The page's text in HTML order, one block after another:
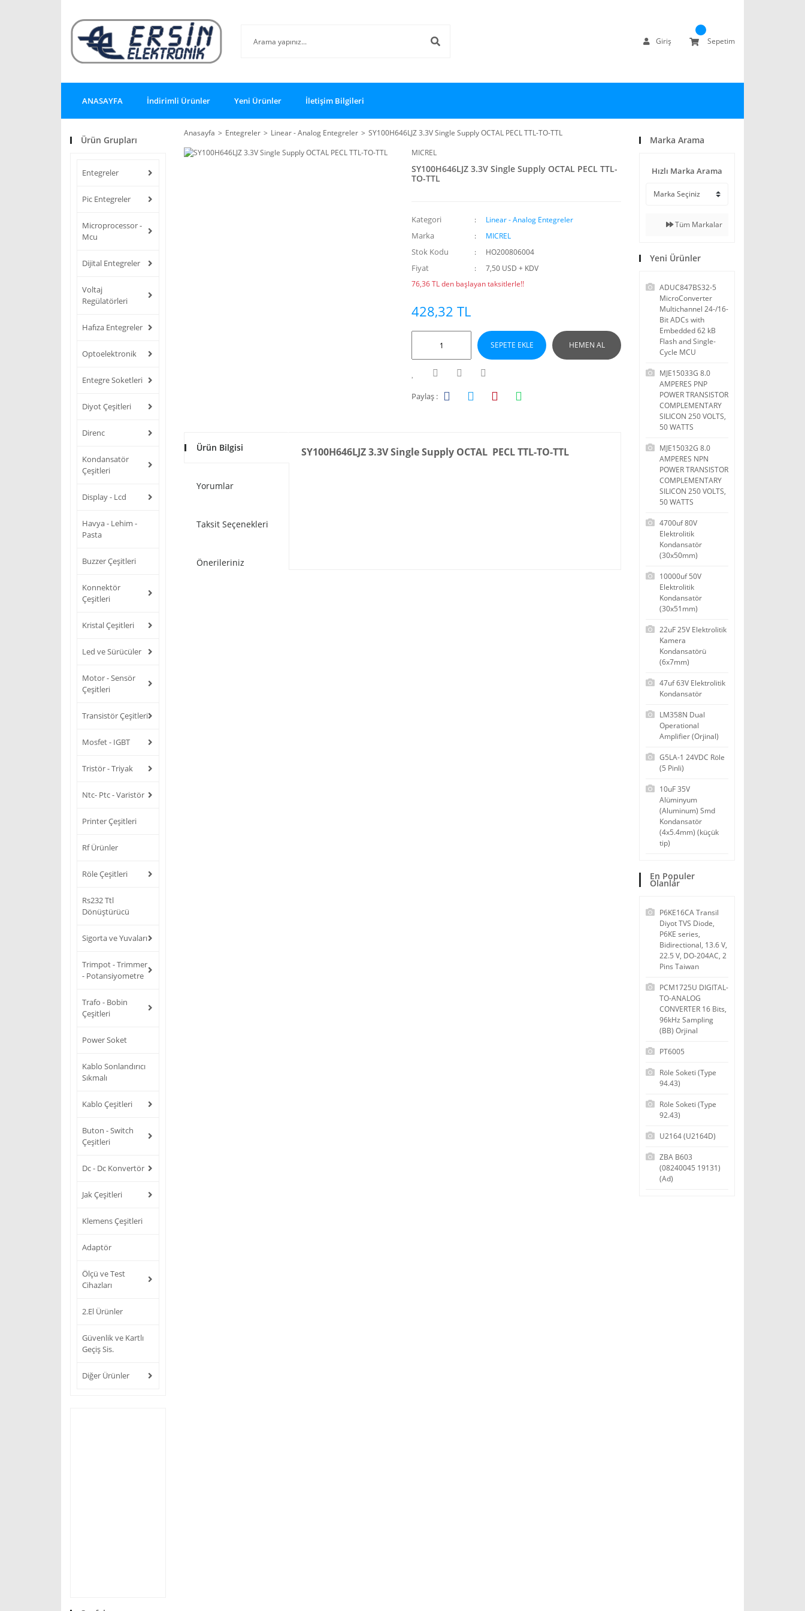
Giriş Sepetim
ANASAYFA İndirimli Ürünler Yeni Ürünler İletişim Bilgileri
Ürün Grupları
Entegreler
Pic Entegreler
Microprocessor -
Mcu
Dijital Entegreler
Voltaj
Regülatörleri
Hafıza Entegreler
Optoelektronik
Entegre Soketleri
Diyot Çeşitleri
Direnc
Kondansatör
Çeşitleri
Display - Lcd
Havya - Lehim -
Pasta
Buzzer Çeşitleri
Konnektör
Çeşitleri
Kristal Çeşitleri
Led ve Sürücüler
Motor - Sensör
Çeşitleri
Transistör Çeşitleri
Mosfet - IGBT
Tristör - Triyak
Ntc- Ptc - Varistör
Printer Çeşitleri
Rf Ürünler
Röle Çeşitleri
Rs232 Ttl
Dönüştürücü
Sigorta ve Yuvaları
Trimpot - Trimmer
- Potansiyometre
Trafo - Bobin
Çeşitleri
Power Soket
Kablo Sonlandırıcı
Sıkmalı
Kablo Çeşitleri
Buton - Switch
Çeşitleri
Dc - Dc Konvertör
Jak Çeşitleri
Klemens Çeşitleri
Adaptör
Ölçü ve Test
Cihazları
2.El Ürünler
Güvenlik ve Kartlı
Geçiş Sis.
Diğer Ürünler
Anasayfa Entegreler Linear - Analog Entegreler
SY100H646LJZ 3.3V Single Supply OCTAL PECL TTL-TO-TTL
MICREL
SY100H646LJZ 3.3V Single Supply OCTAL PECL TTL-
TO-TTL
Kategori Linear - Analog Entegreler
Marka MICREL
Stok Kodu HO200806004
Fiyat
7,50 USD + KDV
76,36 TL den başlayan taksitlerle!!
428,32 TL
SEPETE EKLE HEMEN AL
Paylaş :
Ürün Bilgisi
Yorumlar
Taksit Seçenekleri
Önerileriniz
SY100H646LJZ 3.3V Single Supply OCTAL PECL TTL-TO-TTL
Marka Arama
Hızlı Marka Arama
Tüm Markalar
Yeni Ürünler
ADUC847BS32-5
MicroConverter
Multichannel 24-/16-
Bit ADCs with
Embedded 62 kB
Flash and Single-
Cycle MCU
MJE15033G 8.0
AMPERES PNP
POWER TRANSISTOR
COMPLEMENTARY
SILICON 250 VOLTS,
50 WATTS
MJE15032G 8.0
AMPERES NPN
POWER TRANSISTOR
COMPLEMENTARY
SILICON 250 VOLTS,
50 WATTS
4700uf 80V
Elektrolitik
Kondansatör
(30x50mm)
10000uf 50V
Elektrolitik
Kondansatör
(30x51mm)
22uF 25V Elektrolitik
Kamera
Kondansatörü
(6x7mm)
47uf 63V Elektrolitik
Kondansatör
LM358N Dual
Operational
Amplifier (Orjinal)
G5LA-1 24VDC Röle
(5 Pinli)
10uF 35V
Alüminyum
(Aluminum) Smd
Kondansatör
(4x5.4mm) (küçük
tip)
En Populer
Olanlar
P6KE16CA Transil
Diyot TVS Diode,
P6KE series,
Bidirectional, 13.6 V,
22.5 V, DO-204AC, 2
Pins Taiwan
PCM1725U DIGITAL-
TO-ANALOG
CONVERTER 16 Bits,
96kHz Sampling
(BB) Orjinal
PT6005
Röle Soketi (Type
94.43)
Röle Soketi (Type
92.43)
U2164 (U2164D)
ZBA B603
(08240045 19131)
(Ad)